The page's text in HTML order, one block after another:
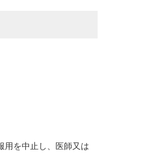
用を中止し、医師又は